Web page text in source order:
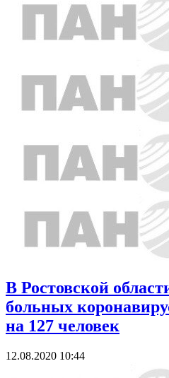
В Ростовской
больных
на 127 человек
12.08.2020 10:44